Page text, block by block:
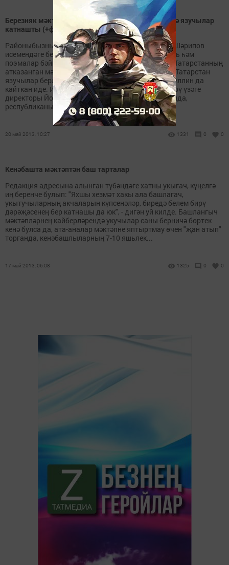
Березняк мәктәбендә узган республика бәйгесендә язучылар
катнашты (+фоторепортаж)
Районыбызның Березняк урта мәктәбендә Рәниф Шәрипов
исемендәге беренче ачык республикакүләм шигырь һәм
поэмалар бәйгесе үтте. Әлеге чарага якташыбыз, Татарстанның
атказанган мәдәният хезмәткәре Рәниф Шәрипов, Татарстан
язучылар берлеге рәисе урынбасары Вакыйф Нуруллин да
кайткан иде. Иҗади үсеш һәм гуманитар белем бирү үзәге
директоры ЙолдызГыймадиева сүзләренә караганда,
республиканың 23 районыннан барлыгы 124...
20 май 2013, 10:27 1331 0 0
Кенәбашта мәктәптән баш тарталар
Редакция адресына алынган түбәндәге хатны укыгач, күңелгә
иң беренче булып: "Яхшы хезмәт хакы ала башлагач,
укытучыларның акчаларын күпсенәләр, биредә белем бирү
дәрәҗәсенең бер катнашы да юк", - дигән уй килде. Башлангыч
мәктәпләрнең кайберләрендә укучылар саны берничә бөртек
кенә булса да, ата-аналар мәктәпне яптыртмау өчен "җан атып"
торганда, кенәбашлыларның 7-10 яшьлек...
17 май 2013, 06:08 1325 0 0